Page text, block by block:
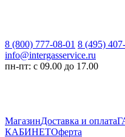
8 (800) 777-08-01 8 (495)
info@intergasservice.ru
пн-пт: с 09.00 до 17.00
МагазинДоставка и оплата
КАБИНЕТОферта